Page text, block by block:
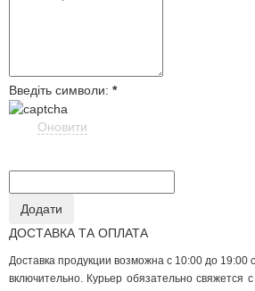
Введіть символи: *
Оновити
ДОСТАВКА ТА ОПЛАТА
Доставка продукции возможна с 10:00 до 19:00
включительно. Курьер обязательно свяжется